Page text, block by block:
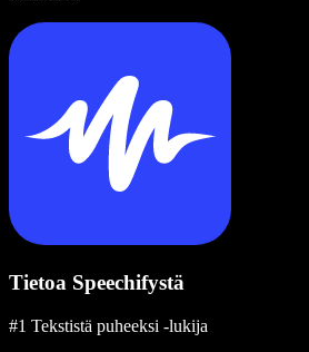
Tietoa Speechifystä
#1 Tekstistä puheeksi -lukija